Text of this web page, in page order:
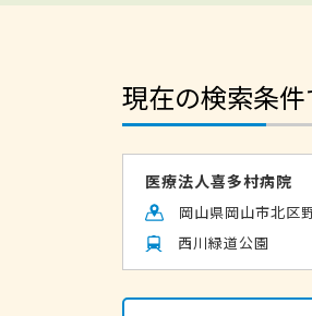
現在の検索条
医療法人喜多村病院
岡山県岡山市北区
西川緑道公園